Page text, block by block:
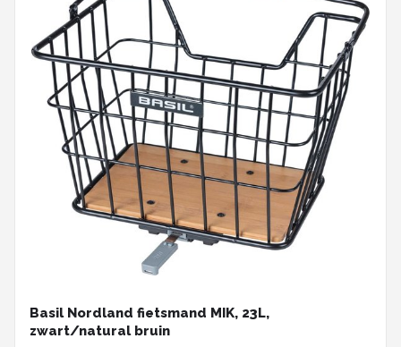
Basil Nordland fietsmand MIK, 23L,
zwart/natural bruin